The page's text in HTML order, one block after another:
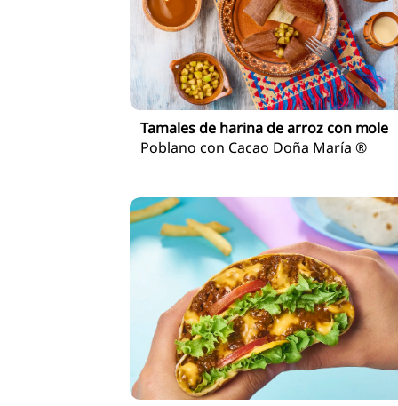
Tamales de harina de arroz con mole
Poblano con Cacao Doña María ®